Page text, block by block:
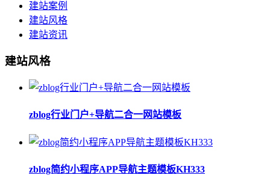
建站案例
建站风格
建站资讯
建站风格
zblog行业门户+导航二合一网站模板
zblog简约小程序APP导航主题模板KH333